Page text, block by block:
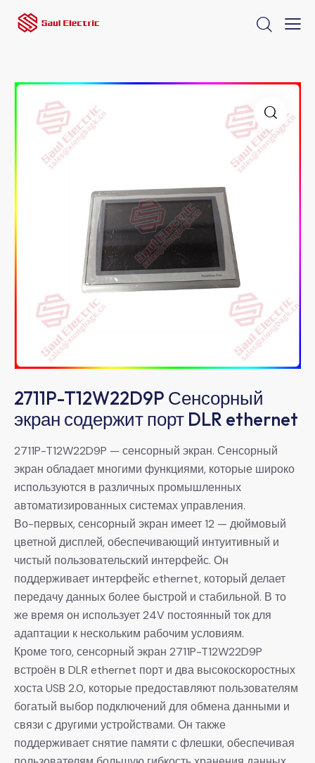
2711P-T12W22D9P Сенсорный
экран содержит порт DLR ethernet
2711P-T12W22D9P — сенсорный экран. Сенсорный
экран обладает многими функциями, которые широко
используются в различных промышленных
автоматизированных системах управления.
Во-первых, сенсорный экран имеет 12 — дюймовый
цветной дисплей, обеспечивающий интуитивный и
чистый пользовательский интерфейс. Он
поддерживает интерфейс ethernet, который делает
передачу данных более быстрой и стабильной. В то
же время он использует 24V постоянный ток для
адаптации к нескольким рабочим условиям.
Кроме того, сенсорный экран 2711P-T12W22D9P
встроён в DLR ethernet порт и два высокоскоростных
хоста USB 2.0, которые предоставляют пользователям
богатый выбор подключений для обмена данными и
связи с другими устройствами. Он также
поддерживает снятие памяти с флешки, обеспечивая